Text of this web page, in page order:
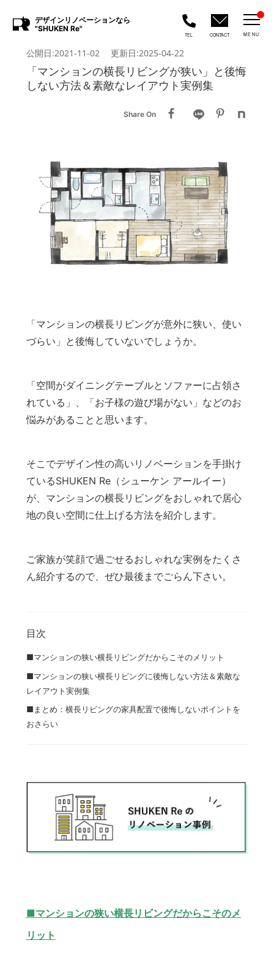
デザインリノベーションなら
"SHUKEN Re"
TEL CONTACT MENU
公開日:2021-11-02 更新日:2025-04-22
「マンションの横長リビングが狭い」と後悔
しない方法＆素敵なレイアウト実例集
Share On
「マンションの横長リビングが意外に狭い、使い
づらい」と後悔していないでしょうか。
「空間がダイニングテーブルとソファーに占領さ
れている」、「お子様の遊び場がない」などのお
悩みがあることと思います。
そこでデザイン性の高いリノベーションを手掛け
ているSHUKEN Re（シューケン アールイー）
が、マンションの横長リビングをおしゃれで居心
地の良い空間に仕上げる方法を紹介します。
ご家族が笑顔で過ごせるおしゃれな実例をたくさ
ん紹介するので、ぜひ最後までごらん下さい。
目次
■マンションの狭い横長リビングだからこそのメリット
■マンションの狭い横長リビングに後悔しない方法＆素敵な
レイアウト実例集
■まとめ：横長リビングの家具配置で後悔しないポイントを
おさらい
■マンションの狭い横長リビングだからこそのメ
リット